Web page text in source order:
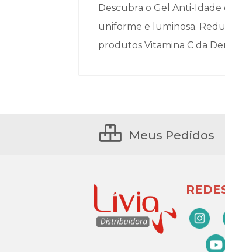
Descubra o Gel Anti-
uniforme e luminosa.
produtos Vitamina C da
Meus Pedidos